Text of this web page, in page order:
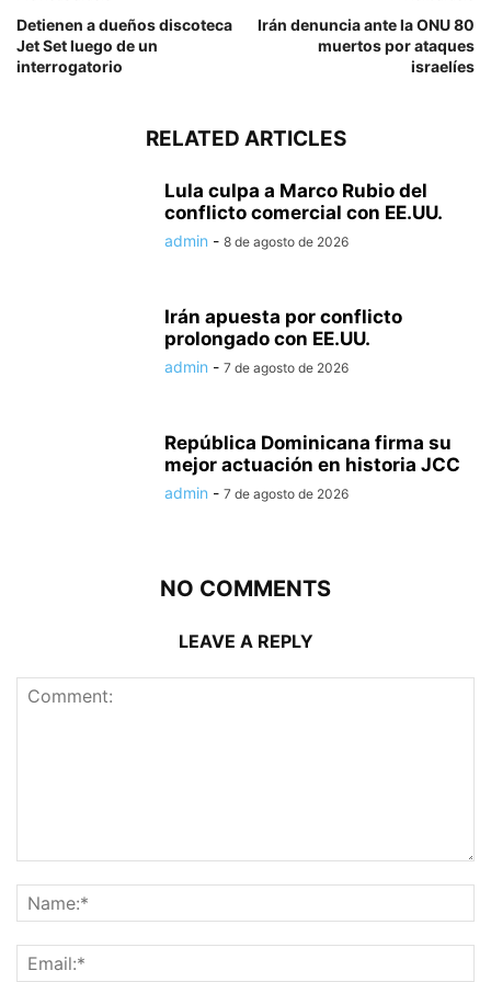
Detienen a dueños discoteca
Jet Set luego de un
interrogatorio
Irán denuncia ante la ONU 80
muertos por ataques
israelíes
RELATED ARTICLES
Lula culpa a Marco Rubio del
conflicto comercial con EE.UU.
admin - 8 de agosto de 2026
Irán apuesta por conflicto
prolongado con EE.UU.
admin - 7 de agosto de 2026
República Dominicana firma su
mejor actuación en historia JCC
admin - 7 de agosto de 2026
NO COMMENTS
LEAVE A REPLY